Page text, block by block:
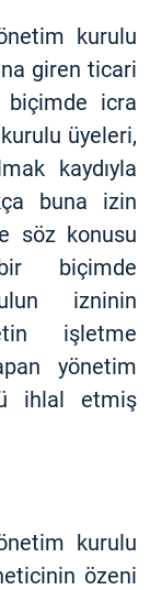
kurulu
giren ticari
biçimde icra
üyeleri,
kaydıyla
buna izin
söz konusu
biçimde
izninin
işletme
yönetim
ihlal etmiş
kurulu
özeni